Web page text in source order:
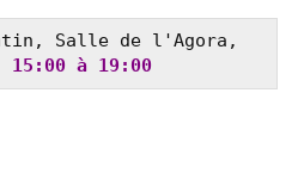
Salle de l'Agora,
15:00 à 19:00